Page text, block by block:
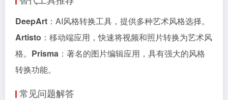
DeepArt ：AI风格转换工具，提供多种艺术风格选择。
Artisto ：移动端应用，快速将视频和照片转换为艺术风
格。 Prisma ：著名的图片编辑应用，具有强大的风格
转换功能。
常见问题解答